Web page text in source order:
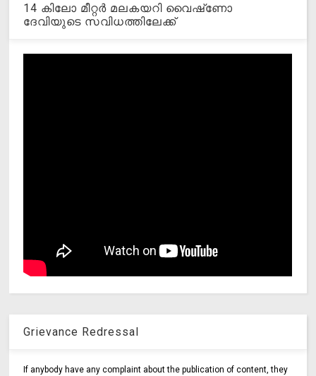
14 കിലോ മീറ്റര്‍ മലകയറി വൈഷ്‌ണോ
ദേവിയുടെ സവിധത്തിലേക്ക്
Grievance Redressal
If anybody have any complaint about the publication of content, they